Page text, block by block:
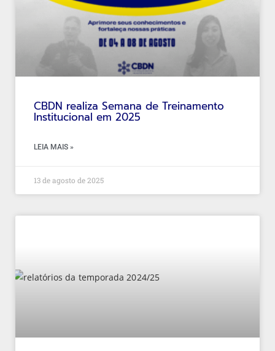
CBDN realiza Semana de Treinamento
Institucional em 2025
LEIA MAIS »
13 de agosto de 2025